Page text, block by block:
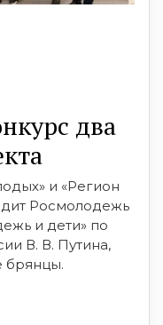
два
и «Регион
Росмолодежь
и дети» по
В. В. Путина,
брянцы.